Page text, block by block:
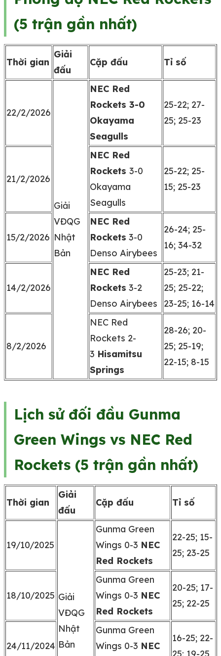
(5 trận gần nhất)
Thời gian
Giải
đấu
Cặp đấu Tỉ số
22/2/2026
Giải
VĐQG
Nhật
Bản
NEC Red
Rockets 3-0
Okayama
Seagulls
25-22; 27-
25; 25-23
21/2/2026
NEC Red
Rockets 3-0
Okayama
Seagulls
25-22; 25-
15; 25-23
15/2/2026
NEC Red
Rockets 3-0
Denso Airybees
26-24; 25-
16; 34-32
14/2/2026
NEC Red
Rockets 3-2
Denso Airybees
25-23; 21-
25; 25-22;
23-25; 16-14
8/2/2026
NEC Red
Rockets 2-
3 Hisamitsu
Springs
28-26; 20-
25; 25-19;
22-15; 8-15
Lịch sử đối đầu Gunma
Green Wings vs NEC Red
Rockets (5 trận gần nhất)
Thời gian
Giải
đấu
Cặp đấu Tỉ số
19/10/2025
Giải
VĐQG
Nhật
Bản
Gunma Green
Wings 0-3 NEC
Red Rockets
22-25; 15-
25; 23-25
18/10/2025
Gunma Green
Wings 0-3 NEC
Red Rockets
20-25; 17-
25; 22-25
24/11/2024
Gunma Green
Wings 0-3 NEC
16-25; 22-